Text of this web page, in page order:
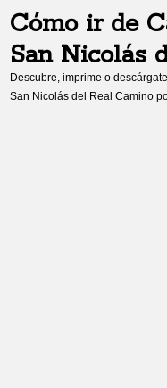
Cómo ir de
San Nicolás
Descubre, imprime o
San Nicolás del Real Camino